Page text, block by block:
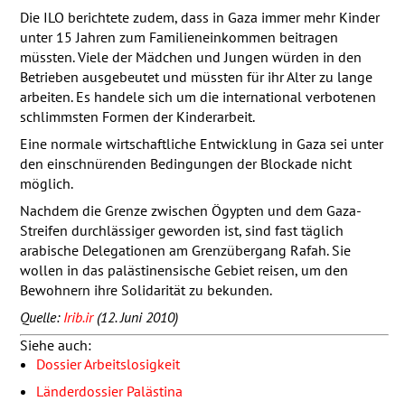
Die ILO berichtete zudem, dass in Gaza immer mehr Kinder
unter 15 Jahren zum Familieneinkommen beitragen
müssten. Viele der Mädchen und Jungen würden in den
Betrieben ausgebeutet und müssten für ihr Alter zu lange
arbeiten. Es handele sich um die international verbotenen
schlimmsten Formen der Kinderarbeit.
Eine normale wirtschaftliche Entwicklung in Gaza sei unter
den einschnürenden Bedingungen der Blockade nicht
möglich.
Nachdem die Grenze zwischen Ögypten und dem Gaza-
Streifen durchlässiger geworden ist, sind fast täglich
arabische Delegationen am Grenzübergang Rafah. Sie
wollen in das palästinensische Gebiet reisen, um den
Bewohnern ihre Solidarität zu bekunden.
Quelle: Irib.ir(12. Juni 2010)
Siehe auch:
Dossier Arbeitslosigkeit
Länderdossier Palästina